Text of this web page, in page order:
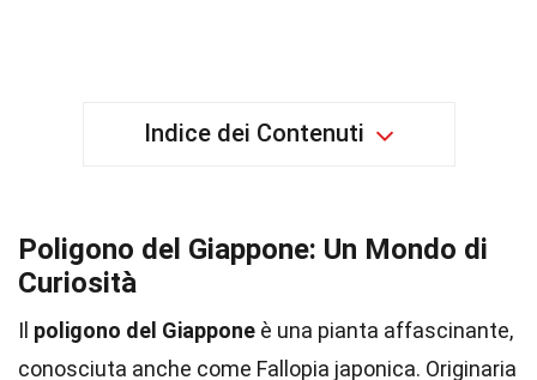
Indice dei Contenuti
Poligono del Giappone: Un Mondo di
Curiosità
Il poligono del Giappone è una pianta affascinante,
conosciuta anche come Fallopia japonica. Originaria